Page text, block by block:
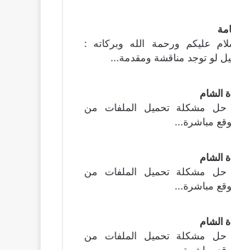
عليكم ورحمة الله وبركاته :
لو توجد مناقشة ومقدمة...
الشام
حل مشكلة تحميل الملفات من
مباشرة...
الشام
حل مشكلة تحميل الملفات من
مباشرة...
الشام
حل مشكلة تحميل الملفات من